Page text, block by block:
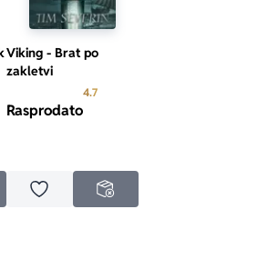
ocena je 4.5 od 5
Viking - Brat po
zakletvi
4.7Prosecna ocena je 4.7 od 5
Rasprodato
Dodaj u omiljeneNEDOSTUPNO